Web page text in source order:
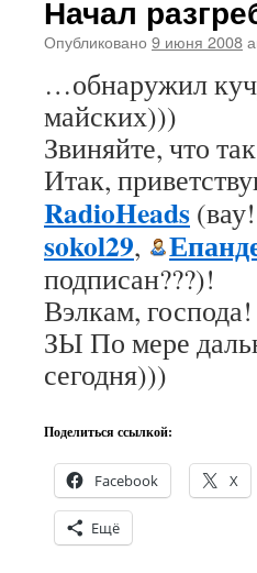
Начал
Опубликовано 9 июня 2008
…обнаружил
майских)))
Звиняйте, что
Итак,
RadioHeads
sokol29,
подписан???)!
Вэлкам,
ЗЫ По мере
сегодня)))
Поделиться ссылкой:
Facebook X
Ещё